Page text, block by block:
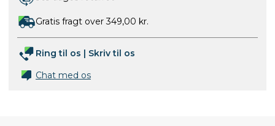
Gratis fragt over 349,00 kr.
Ring til os | Skriv til os
Chat med os